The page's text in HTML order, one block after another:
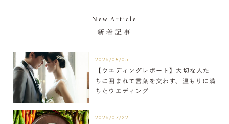
New Article
新着記事
2026/08/05
【ウエディングレポート】大切な人た
ちに囲まれて言葉を交わす、温もりに満
ちたウエディング
2026/07/22